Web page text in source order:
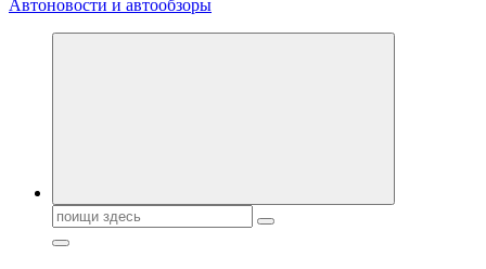
Справочник автомобилиста. Обзор новинок популярных
Поиск: